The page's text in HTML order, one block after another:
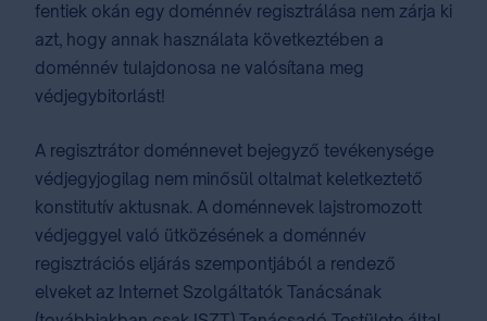
fentiek okán egy doménnév regisztrálása nem zárja ki
azt, hogy annak használata következtében a
doménnév tulajdonosa ne valósítana meg
védjegybitorlást!
A regisztrátor doménnevet bejegyző tevékenysége
védjegyjogilag nem minősül oltalmat keletkeztető
konstitutív aktusnak. A doménnevek lajstromozott
védjeggyel való ütközésének a doménnév
regisztrációs eljárás szempontjából a rendező
elveket az Internet Szolgáltatók Tanácsának